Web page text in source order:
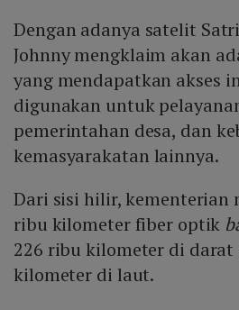
Dengan adanya satelit
Johnny mengklaim akan
yang mendapatkan akses
digunakan untuk
pemerintahan desa, dan
kemasyarakatan lainnya.
Dari sisi hilir, kementerian
ribu kilometer fiber optik
226 ribu kilometer di darat
kilometer di laut.